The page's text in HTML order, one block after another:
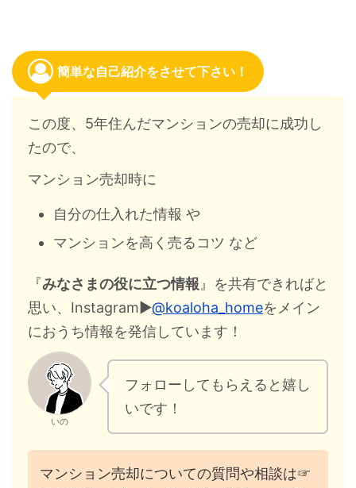
簡単な自己紹介をさせて下さい！
この度、5年住んだマンションの売却に成功し
たので、
マンション売却時に
自分の仕入れた情報 や
マンションを高く売るコツ など
『みなさまの役に立つ情報 』を共有できればと
思い、Instagram▶︎@koaloha_homeをメイン
におうち情報を発信しています！
いの
フォローしてもらえると嬉し
いです！
マンション売却についての質問や相談は☞